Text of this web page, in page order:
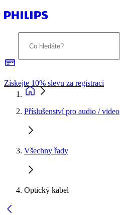
Získejte 10% slevu za registraci
Příslušenství pro audio / video
Všechny řady
Optický kabel